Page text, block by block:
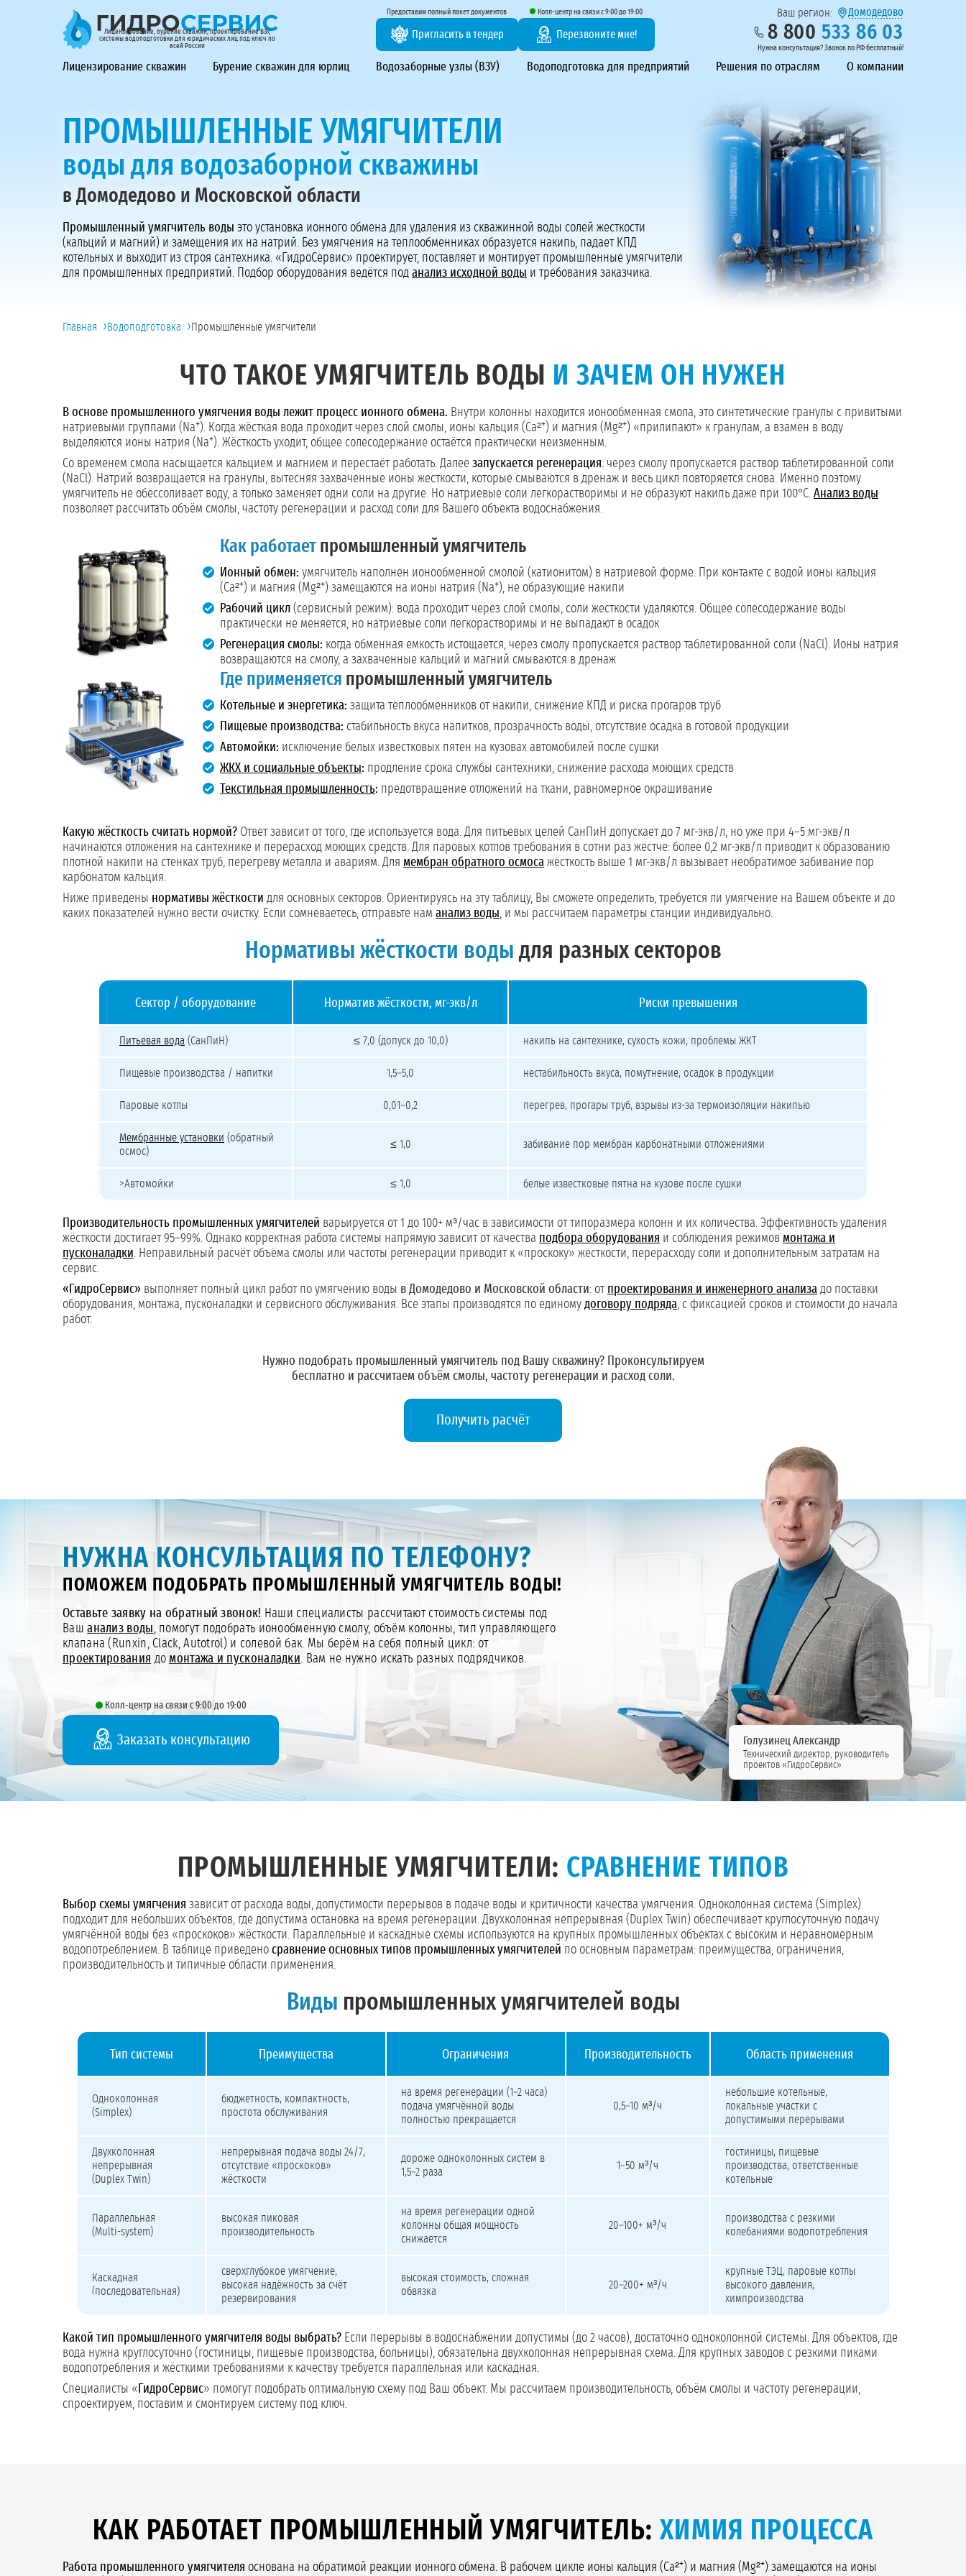
Лицензирование, бурение скважин, проектирование ВЗУ,
системы водоподготовки для юридических лиц под ключ по
всей России
Предоставим полный пакет документов
Пригласить в тендер
Колл-центр на связи с 9:00 до 19:00
Перезвоните мне!
Ваш регион: Домодедово
8 800 533 86 03
Нужна консультация? Звонок по РФ бесплатный!
ГидроСервис - лицензирование, бурение скважин, проектирование ВЗУ, системы водоподготовки
Лицензирование скважин Бурение скважин для юрлиц Водозаборные узлы (ВЗУ) Водоподготовка для предприятий Решения по отраслям О компании
ПРОМЫШЛЕННЫЕ УМЯГЧИТЕЛИ
воды для водозаборной скважины
в Домодедово и Московской области
Промышленный умягчитель воды это установка ионного обмена для удаления из скважинной воды солей жесткости
(кальций и магний) и замещения их на натрий. Без умягчения на теплообменниках образуется накипь, падает КПД
котельных и выходит из строя сантехника. «ГидроСервис» проектирует, поставляет и монтирует промышленные умягчители
для промышленных предприятий. Подбор оборудования ведётся под анализ исходной воды и требования заказчика.
Пригласить в тендер
Колл-центр на связи с 9:00 до 19:00
Перезвоните нам
Главная ›Водоподготовка ›Промышленные умягчители
ЧТО ТАКОЕ УМЯГЧИТЕЛЬ ВОДЫ И ЗАЧЕМ ОН НУЖЕН
В основе промышленного умягчения воды лежит процесс ионного обмена. Внутри колонны находится ионообменная смола, это синтетические гранулы с привитыми
натриевыми группами (Na⁺). Когда жёсткая вода проходит через слой смолы, ионы кальция (Ca²⁺) и магния (Mg²⁺) «прилипают» к гранулам, а взамен в воду
выделяются ионы натрия (Na⁺). Жёсткость уходит, общее солесодержание остаётся практически неизменным.
Со временем смола насыщается кальцием и магнием и перестаёт работать. Далее запускается регенерация: через смолу пропускается раствор таблетированной соли
(NaCl). Натрий возвращается на гранулы, вытесняя захваченные ионы жесткости, которые смываются в дренаж и весь цикл повторяется снова. Именно поэтому
умягчитель не обессоливает воду, а только заменяет одни соли на другие. Но натриевые соли легкорастворимы и не образуют накипь даже при 100°C. Анализ воды
позволяет рассчитать объём смолы, частоту регенерации и расход соли для Вашего объекта водоснабжения.
Как работает промышленный умягчитель
Ионный обмен: умягчитель наполнен ионообменной смолой (катионитом) в натриевой форме. При контакте с водой ионы кальция
(Ca²⁺) и магния (Mg²⁺) замещаются на ионы натрия (Na⁺), не образующие накипи
Рабочий цикл (сервисный режим): вода проходит через слой смолы, соли жесткости удаляются. Общее солесодержание воды
практически не меняется, но натриевые соли легкорастворимы и не выпадают в осадок
Регенерация смолы: когда обменная емкость истощается, через смолу пропускается раствор таблетированной соли (NaCl). Ионы натрия
возвращаются на смолу, а захваченные кальций и магний смываются в дренаж
Где применяется промышленный умягчитель
Котельные и энергетика: защита теплообменников от накипи, снижение КПД и риска прогаров труб
Пищевые производства: стабильность вкуса напитков, прозрачность воды, отсутствие осадка в готовой продукции
Автомойки: исключение белых известковых пятен на кузовах автомобилей после сушки
ЖКХ и социальные объекты: продление срока службы сантехники, снижение расхода моющих средств
Текстильная промышленность: предотвращение отложений на ткани, равномерное окрашивание
Какую жёсткость считать нормой? Ответ зависит от того, где используется вода. Для питьевых целей СанПиН допускает до 7 мг-экв/л, но уже при 4–5 мг-экв/л
начинаются отложения на сантехнике и перерасход моющих средств. Для паровых котлов требования в сотни раз жёстче: более 0,2 мг-экв/л приводит к образованию
плотной накипи на стенках труб, перегреву металла и авариям. Для мембран обратного осмоса жёсткость выше 1 мг-экв/л вызывает необратимое забивание пор
карбонатом кальция.
Ниже приведены нормативы жёсткости для основных секторов. Ориентируясь на эту таблицу, Вы сможете определить, требуется ли умягчение на Вашем объекте и до
каких показателей нужно вести очистку. Если сомневаетесь, отправьте нам анализ воды, и мы рассчитаем параметры станции индивидуально.
Нормативы жёсткости воды для разных секторов
Сектор / оборудование Норматив жёсткости, мг-экв/л Риски превышения
Питьевая вода (СанПиН) ≤ 7,0 (допуск до 10,0) накипь на сантехнике, сухость кожи, проблемы ЖКТ
Пищевые производства / напитки 1,5–5,0 нестабильность вкуса, помутнение, осадок в продукции
Паровые котлы 0,01–0,2 перегрев, прогары труб, взрывы из-за термоизоляции накипью
Мембранные установки (обратный
осмос)
≤ 1,0 забивание пор мембран карбонатными отложениями
>Автомойки ≤ 1,0 белые известковые пятна на кузове после сушки
Производительность промышленных умягчителей варьируется от 1 до 100+ м³/час в зависимости от типоразмера колонн и их количества. Эффективность удаления
жёсткости достигает 95–99%. Однако корректная работа системы напрямую зависит от качества подбора оборудования и соблюдения режимов монтажа и
пусконаладки. Неправильный расчёт объёма смолы или частоты регенерации приводит к «проскоку» жёсткости, перерасходу соли и дополнительным затратам на
сервис.
«ГидроСервис» выполняет полный цикл работ по умягчению воды в Домодедово и Московской области: от проектирования и инженерного анализа до поставки
оборудования, монтажа, пусконаладки и сервисного обслуживания. Все этапы производятся по единому договору подряда, с фиксацией сроков и стоимости до начала
работ.
Нужно подобрать промышленный умягчитель под Вашу скважину?Проконсультируем
бесплатно и рассчитаем объём смолы, частоту регенерации и расход соли.
Получить расчёт
НУЖНА КОНСУЛЬТАЦИЯ ПО ТЕЛЕФОНУ?
ПОМОЖЕМ ПОДОБРАТЬ ПРОМЫШЛЕННЫЙ УМЯГЧИТЕЛЬ ВОДЫ!
Оставьте заявку на обратный звонок! Наши специалисты рассчитают стоимость системы под
Вашанализ воды, помогут подобрать ионообменную смолу, объём колонны, тип управляющего
клапана (Runxin, Clack, Autotrol) и солевой бак. Мы берём на себя полный цикл: от
проектирования до монтажа и пусконаладки. Вам не нужно искать разных подрядчиков.
Колл-центр на связи с 9:00 до 19:00
Заказать консультацию Голузинец Александр
Технический директор, руководитель
проектов «ГидроСервис»
ПРОМЫШЛЕННЫЕ УМЯГЧИТЕЛИ: СРАВНЕНИЕ ТИПОВ
Выбор схемы умягчения зависит от расхода воды, допустимости перерывов в подаче воды и критичности качества умягчения. Одноколонная система (Simplex)
подходит для небольших объектов, где допустима остановка на время регенерации. Двухколонная непрерывная (Duplex Twin) обеспечивает круглосуточную подачу
умягчённой воды без «проскоков» жёсткости. Параллельные и каскадные схемы используются на крупных промышленных объектах с высоким и неравномерным
водопотреблением. В таблице приведено сравнение основных типов промышленных умягчителей по основным параметрам: преимущества, ограничения,
производительность и типичные области применения.
Виды промышленных умягчителей воды
Тип системы Преимущества Ограничения Производительность Область применения
Одноколонная
(Simplex)
бюджетность, компактность,
простота обслуживания
на время регенерации (1–2 часа)
подача умягчённой воды
полностью прекращается
0,5–10 м³/ч
небольшие котельные,
локальные участки с
допустимыми перерывами
Двухколонная
непрерывная
(Duplex Twin)
непрерывная подача воды 24/7,
отсутствие «проскоков»
жёсткости
дороже одноколонных систем в
1,5–2 раза
1–50 м³/ч
гостиницы, пищевые
производства, ответственные
котельные
Параллельная
(Multi-system)
высокая пиковая
производительность
на время регенерации одной
колонны общая мощность
снижается
20–100+ м³/ч
производства с резкими
колебаниями водопотребления
Каскадная
(последовательная)
сверхглубокое умягчение,
высокая надёжность за счёт
резервирования
высокая стоимость, сложная
обвязка
20–200+ м³/ч
крупные ТЭЦ, паровые котлы
высокого давления,
химпроизводства
Какой тип промышленного умягчителя воды выбрать? Если перерывы в водоснабжении допустимы (до 2 часов), достаточно одноколонной системы. Для объектов, где
вода нужна круглосуточно (гостиницы, пищевые производства, больницы), обязательна двухколонная непрерывная схема. Для крупных заводов с резкими пиками
водопотребления и жёсткими требованиями к качеству требуется параллельная или каскадная.
Специалисты « ГидроСервис» помогут подобрать оптимальную схему под Ваш объект. Мы рассчитаем производительность, объём смолы и частоту регенерации,
спроектируем, поставим и смонтируем систему под ключ.
КАК РАБОТАЕТ ПРОМЫШЛЕННЫЙ УМЯГЧИТЕЛЬ:ХИМИЯ ПРОЦЕССА
Работа промышленного умягчителя основана на обратимой реакции ионного обмена. В рабочем цикле ионы кальция (Ca²⁺) и магния (Mg²⁺) замещаются на ионы